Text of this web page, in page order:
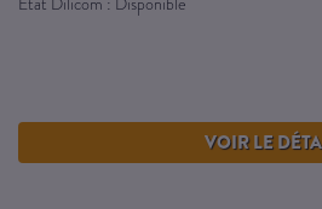
VOIR LE